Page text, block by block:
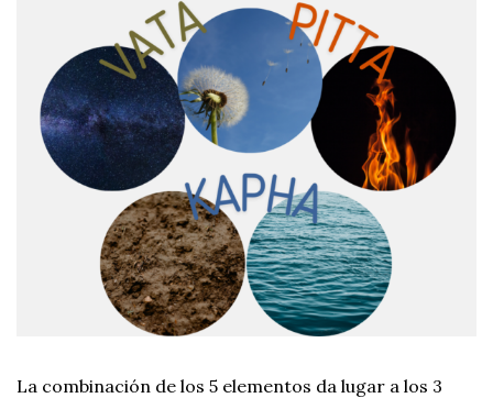
La combinación de los 5 elementos da lugar a los 3